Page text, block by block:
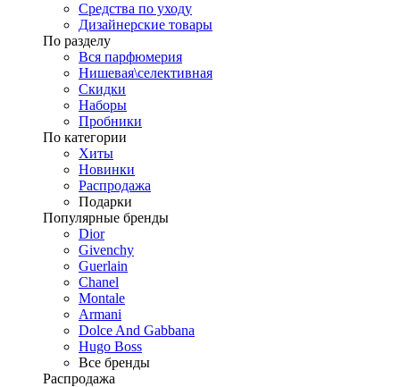
Средства по уходу
Дизайнерские товары
По разделу
Вся парфюмерия
Нишевая\селективная
Скидки
Наборы
Пробники
По категории
Хиты
Новинки
Распродажа
Подарки
Популярные бренды
Dior
Givenchy
Guerlain
Chanel
Montale
Armani
Dolce And Gabbana
Hugo Boss
Все бренды
Распродажа